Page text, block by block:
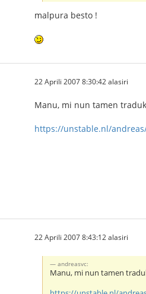
malpura besto !
22 Aprili 2007 8:30:42 alasiri
Manu, mi nun tamen
https://unstable.nl/
22 Aprili 2007 8:43:12 alasiri
andreasvc:
Manu, mi nun tamen